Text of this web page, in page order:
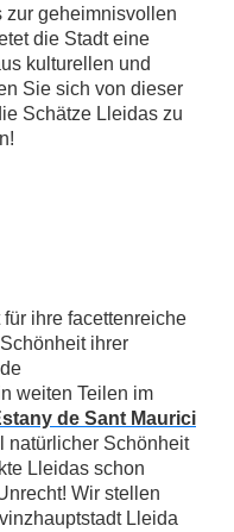
zur geheimnisvollen
die Stadt eine
kulturellen und
Sie sich von dieser
Schätze Lleidas zu
für ihre facettenreiche
ihrer
weiten Teilen im
de Sant Maurici
natürlicher Schönheit
Lleidas schon
Wir stellen
Lleida